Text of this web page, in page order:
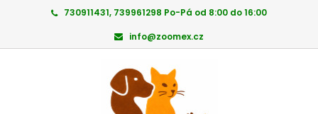
730911431, 739961298 Po-Pá od 8:00 do 16:00
info@zoomex.cz